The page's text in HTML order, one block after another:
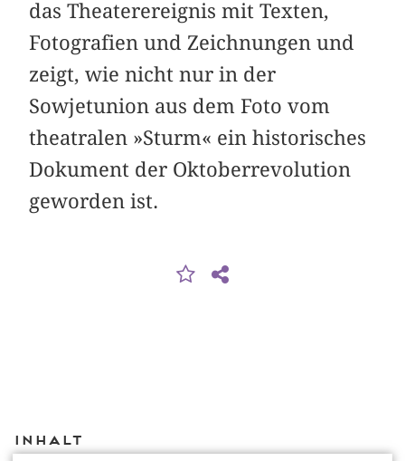
das Theaterereignis mit Texten,
Fotografien und Zeichnungen und
zeigt, wie nicht nur in der
Sowjetunion aus dem Foto vom
theatralen »Sturm« ein historisches
Dokument der Oktober­revolution
geworden ist.
Inhalt